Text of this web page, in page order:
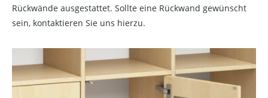
Rückwände ausgestattet. Sollte eine Rückwand gewünscht
sein, kontaktieren Sie uns hierzu.